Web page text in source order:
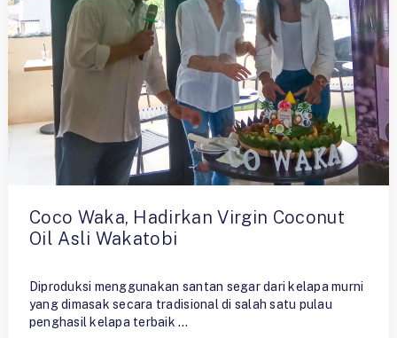
Coco Waka, Hadirkan Virgin Coconut
Oil Asli Wakatobi
Diproduksi menggunakan santan segar dari kelapa murni
yang dimasak secara tradisional di salah satu pulau
penghasil kelapa terbaik …